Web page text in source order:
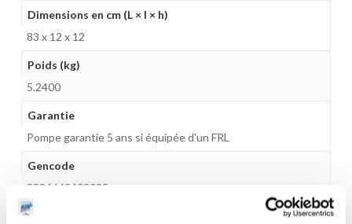
Dimensions en cm (L × l × h)
83 x 12 x 12
Poids (kg)
5.2400
Garantie
Pompe garantie 5 ans si équipée d'un FRL
Gencode
3284660402085